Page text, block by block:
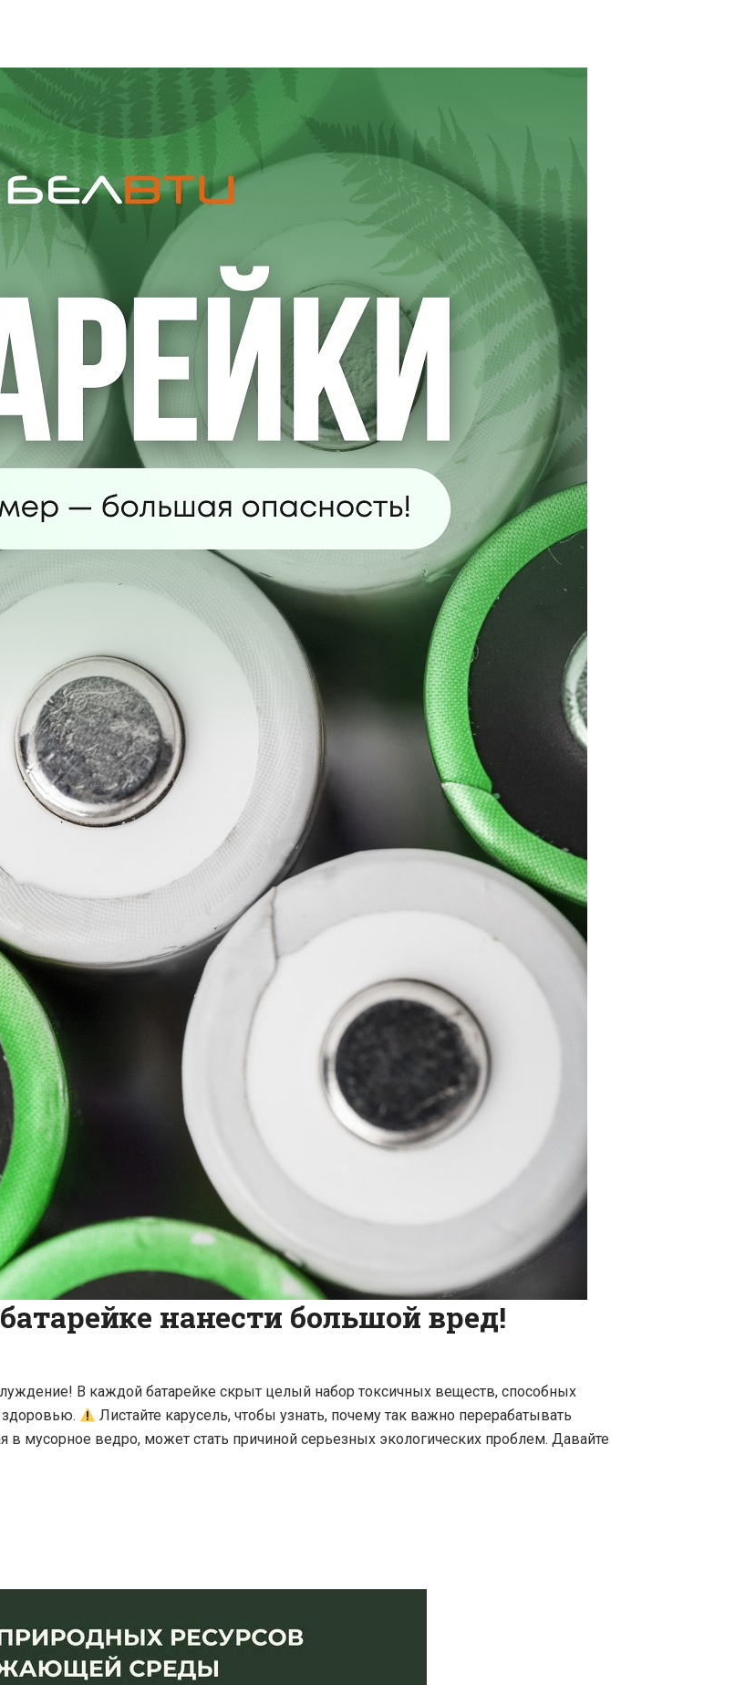
нанести большой вред!
В каждой батарейке скрыт целый набор токсичных веществ, способных
здоровью.
Листайте карусель, чтобы узнать, почему так важно перерабатывать
мусорное ведро, может стать причиной серьезных экологических проблем. Давайте